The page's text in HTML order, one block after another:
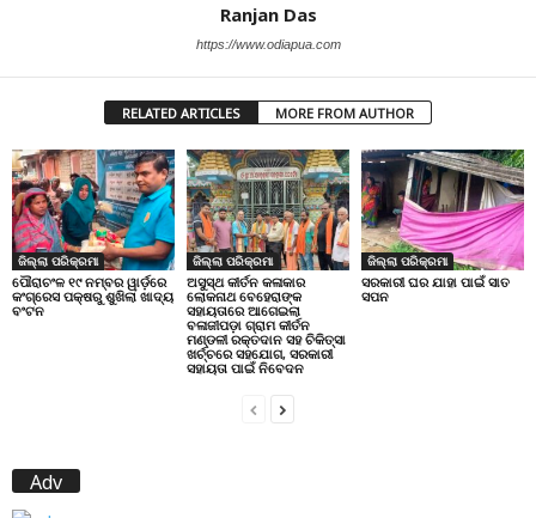
Ranjan Das
https://www.odiapua.com
RELATED ARTICLES MORE FROM AUTHOR
ଜିଲ୍ଲା ପରିକ୍ରମା
ପୌରାଚଂଳ ୧୯ ନମ୍ବର ୱାର୍ଡ଼ରେ
କଂଗ୍ରେସ ପକ୍ଷରୁ ଶୁଖିଲା ଖାଦ୍ୟ
ବଂଟନ
ଜିଲ୍ଲା ପରିକ୍ରମା
ଅସୁସ୍ଥ କୀର୍ତନ କଳାକାର
ଲୋକନାଥ ବେହେରାଙ୍କ
ସହାୟତାରେ ଆଗେଇଲା
ବଳାଜୀପଡ଼ା ଗ୍ରାମ କୀର୍ତନ
ମଣ୍ଡଳୀ ରକ୍ତଦାନ ସହ ଚିକିତ୍ସା
ଖର୍ଚ୍ଚରେ ସହଯୋଗ, ସରକାରୀ
ସହାୟତା ପାଇଁ ନିବେଦନ
ଜିଲ୍ଲା ପରିକ୍ରମା
ସରକାରୀ ଘର ଯାହା ପାଇଁ ସାତ
ସପନ
Adv